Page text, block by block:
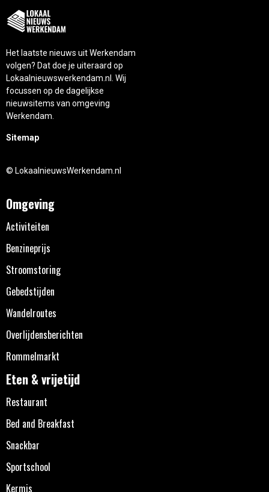
Het laatste nieuws uit Werkendam
volgen? Dat doe je uiteraard op
Lokaalnieuwswerkendam.nl. Wij
focussen op de dagelijkse
nieuwsitems van omgeving
Werkendam.
Sitemap
© LokaalnieuwsWerkendam.nl
Omgeving
Activiteiten
Benzineprijs
Stroomstoring
Gebedstijden
Wandelroutes
Overlijdensberichten
Rommelmarkt
Eten & vrijetijd
Restaurant
Bed and Breakfast
Snackbar
Sportschool
Kermis